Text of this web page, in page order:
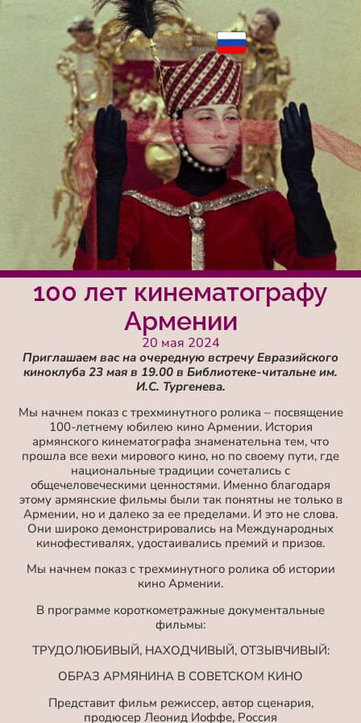
100 лет кинематографу
Армении
20 мая 2024
Приглашаем вас на очередную встречу Евразийского
киноклуба 23 мая в 19.00 в Библиотеке-читальне им.
И.С. Тургенева.
Мы начнем показ с трехминутного ролика – посвящение
100-летнему юбилею кино Армении. История
армянского кинематографа знаменательна тем, что
прошла все вехи мирового кино, но по своему пути, где
национальные традиции сочетались с
общечеловеческими ценностями. Именно благодаря
этому армянские фильмы были так понятны не только в
Армении, но и далеко за ее пределами. И это не слова.
Они широко демонстрировались на Международных
кинофестивалях, удостаивались премий и призов.
Мы начнем показ с трехминутного ролика об истории
кино Армении.
В программе короткометражные документальные
фильмы:
ТРУДОЛЮБИВЫЙ, НАХОДЧИВЫЙ, ОТЗЫВЧИВЫЙ:
ОБРАЗ АРМЯНИНА В СОВЕТСКОМ КИНО
Представит фильм режиссер, автор сценария,
продюсер Леонид Иоффе, Россия
Переключение
языка